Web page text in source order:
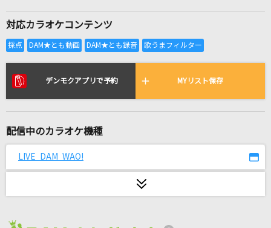
リアルタイムで歌われている曲の一覧
Shine with U
[生音]北の旅人
石原裕次郎
対応カラオケコンテンツ
デンモクアプリで予約 MYリスト保存
配信中のカラオケ機種
LIVE DAM WAO!